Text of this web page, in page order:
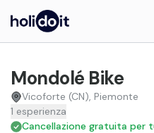
Mondolé Bike
Vicoforte (CN), Piemonte
1 esperienza
Cancellazione gratuita per